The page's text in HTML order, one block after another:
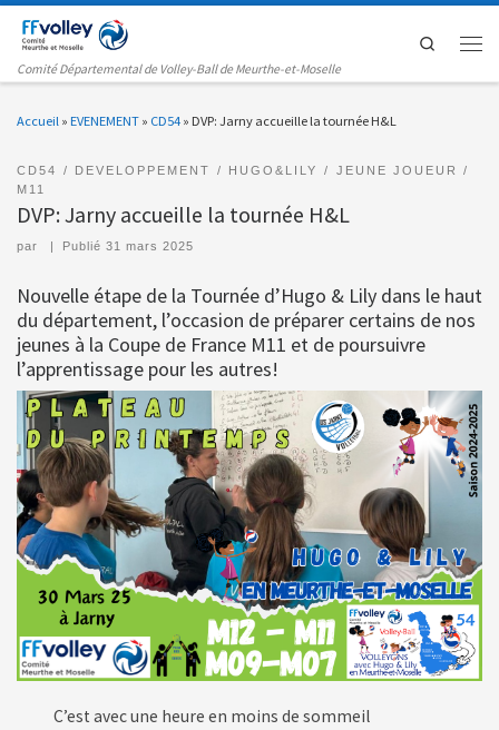
Passer au contenu
Comité Départemental de Volley-Ball de Meurthe-et-Moselle
Search
Accueil » EVENEMENT » CD54 » DVP: Jarny accueille la tournée H&L
CD54 DEVELOPPEMENT HUGO&LILY
JEUNE JOUEUR
M11
DVP: Jarny accueille la tournée H&L
par | Publié 31 mars 2025
Nouvelle étape de la Tournée d’Hugo & Lily dans le haut
du département, l’occasion de préparer certains de nos
jeunes à la Coupe de France M11 et de poursuivre
l’apprentissage pour les autres!
C’est avec une heure en moins de sommeil